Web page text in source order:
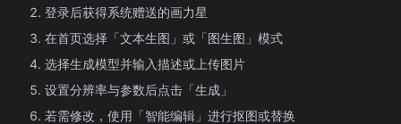
登录后获得系统赠送的画力星
在首页选择「文本生图」或「图生图」模式
选择生成模型并输入描述或上传图片
设置分辨率与参数后点击「生成」
若需修改，使用「智能编辑」进行抠图或替换